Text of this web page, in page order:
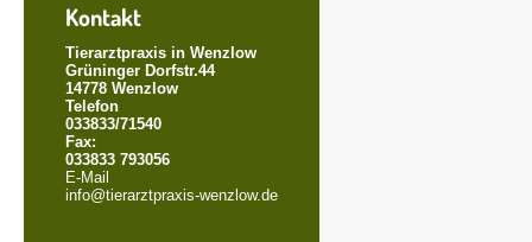
Kontakt
Tierarztpraxis in Wenzlow
Grüninger Dorfstr.44
14778 Wenzlow
Telefon
033833/71540
Fax:
033833 793056
E-Mail
info@tierarztpraxis-wenzlow.de